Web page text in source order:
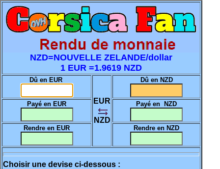
NZD=NOUVELLE ZELANDE/dollar
1 EUR =1.9619 NZD
Dû en EUR
EUR
NZD
Dû en NZD
Payé en EUR Payé en NZD
Rendre en EUR Rendre en NZD
Choisir une devise ci-dessous :